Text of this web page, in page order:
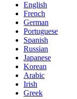
English
French
German
Portuguese
Spanish
Russian
Japanese
Korean
Arabic
Irish
Greek